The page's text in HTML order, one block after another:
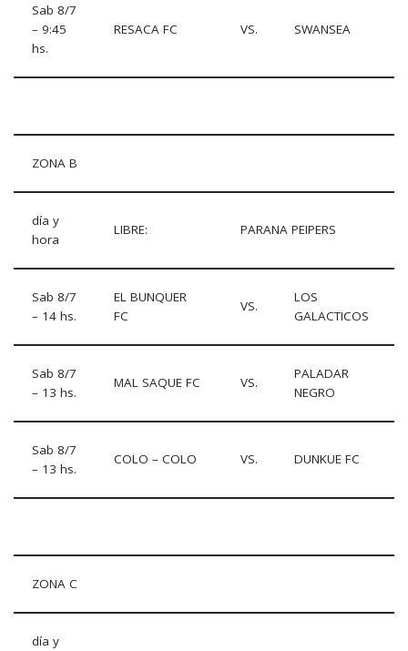
Sab 8/7
– 9:45
hs.
RESACA FC VS. SWANSEA
ZONA B
día y
hora
LIBRE: PARANA PEIPERS
Sab 8/7
– 14 hs.
EL BUNQUER
FC
VS.
LOS
GALACTICOS
Sab 8/7
– 13 hs.
MAL SAQUE FC VS.
PALADAR
NEGRO
Sab 8/7
– 13 hs.
COLO – COLO VS. DUNKUE FC
ZONA C
día y